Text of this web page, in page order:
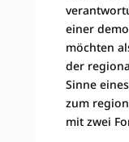
einer
möchten
der
Sinne
zum
mit zwei